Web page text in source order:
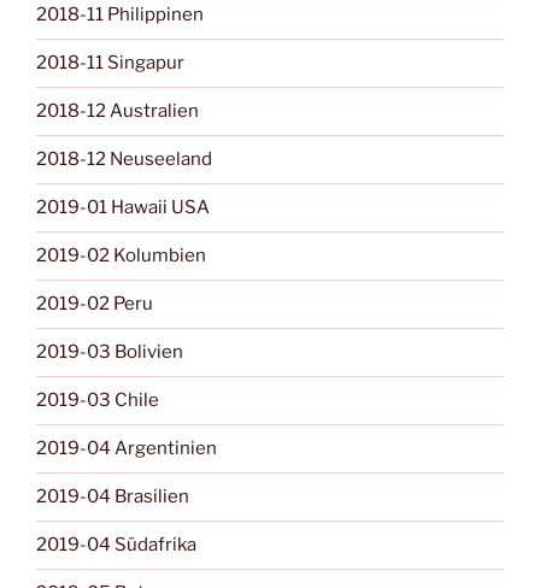
2018-11 Philippinen
2018-11 Singapur
2018-12 Australien
2018-12 Neuseeland
2019-01 Hawaii USA
2019-02 Kolumbien
2019-02 Peru
2019-03 Bolivien
2019-03 Chile
2019-04 Argentinien
2019-04 Brasilien
2019-04 Südafrika